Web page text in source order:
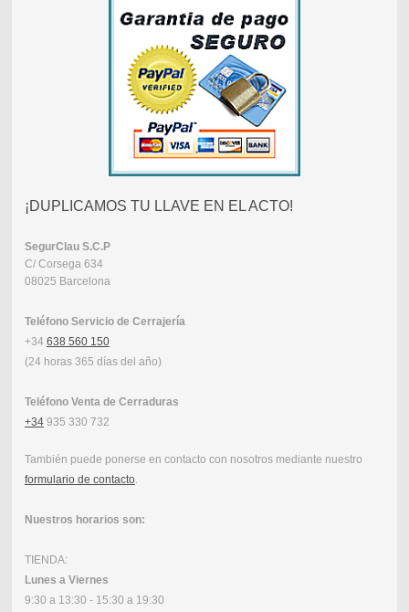
¡DUPLICAMOS TU LLAVE EN EL ACTO!
SegurClau S.C.P
C/ Corsega 634
08025 Barcelona
Teléfono Servicio de Cerrajería
+34 638 560 150
(24 horas 365 días del año)
Teléfono Venta de Cerraduras
+34935 330 732
También puede ponerse en contacto con nosotros mediante nuestro
formulario de contacto.
Nuestros horarios son:
TIENDA:
Lunes a Viernes
9:30 a 13:30 - 15:30 a 19:30